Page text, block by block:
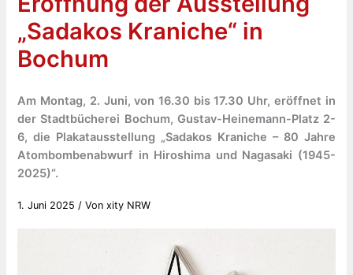
„Sadakos Kraniche“ in
Bochum
Am Montag, 2. Juni, von 16.30 bis 17.30 Uhr, eröffnet in
der Stadtbücherei Bochum, Gustav-Heinemann-Platz 2-
6, die Plakatausstellung „Sadakos Kraniche – 80 Jahre
Atombombenabwurf in Hiroshima und Nagasaki (1945-
2025)“.
1. Juni 2025 / Vonxity NRW